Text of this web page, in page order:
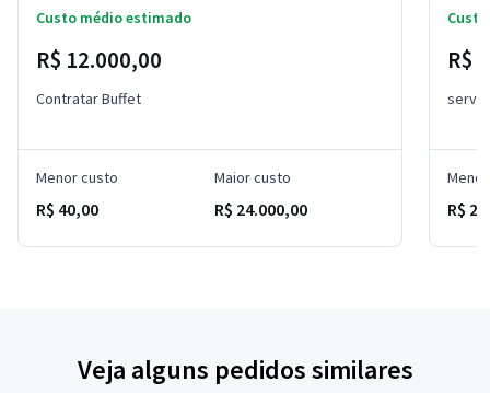
Custo médio estimado
R$ 12.000,00
Contratar Buffet
Menor custo
R$ 40,00
Maior custo
R$ 24.000,00
R$
R$
Veja alguns pedidos similares